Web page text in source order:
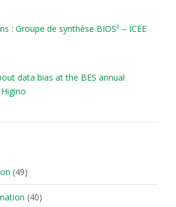
: Groupe de synthèse BIOS² – ICEE
data bias at the BES annual
(49)
(40)